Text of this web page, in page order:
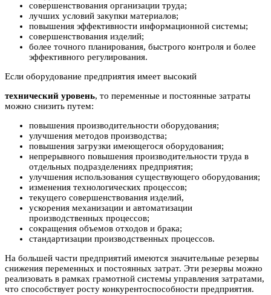
совершенствования организации труда;
лучших условий закупки материалов;
повышения эффективности информационной системы;
совершенствования изделий;
более точного планирования, быстрого контроля и более
эффективного регулирования.
Если оборудование предприятия имеет высокий
технический уровень, то переменные и постоянные затраты
можно снизить путем:
повышения производительности оборудования;
улучшения методов производства;
повышения загрузки имеющегося оборудования;
непрерывного повышения производительности труда в
отдельных подразделениях предприятия;
улучшения использования существующего оборудования;
изменения технологических процессов;
текущего совершенствования изделий,
ускорения механизации и автоматизации
производственных процессов;
сокращения объемов отходов и брака;
стандартизации производственных процессов.
На большей части предприятий имеются значительные резервы
снижения переменных и постоянных затрат. Эти резервы можно
реализовать в рамках грамотной системы управления затратами,
что способствует росту конкурентоспособности предприятия.